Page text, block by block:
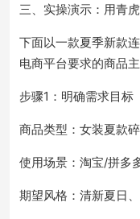
三、实操演示：用青
下面以一款夏季新款
电商平台要求的商品主
步骤1：明确需求目标
商品类型：女装夏款
使用场景：淘宝/拼多
期望风格：清新夏日